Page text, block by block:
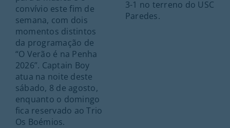
convívio este fim de
semana, com dois
momentos distintos
da programação de
“O Verão é na Penha
2026”. Captain Boy
atua na noite deste
sábado, 8 de agosto,
enquanto o domingo
fica reservado ao Trio
Os Boémios.
3-1 no terreno do USC
Paredes.